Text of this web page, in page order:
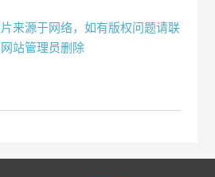
来源于网络，如有版权问题请联
站管理员删除